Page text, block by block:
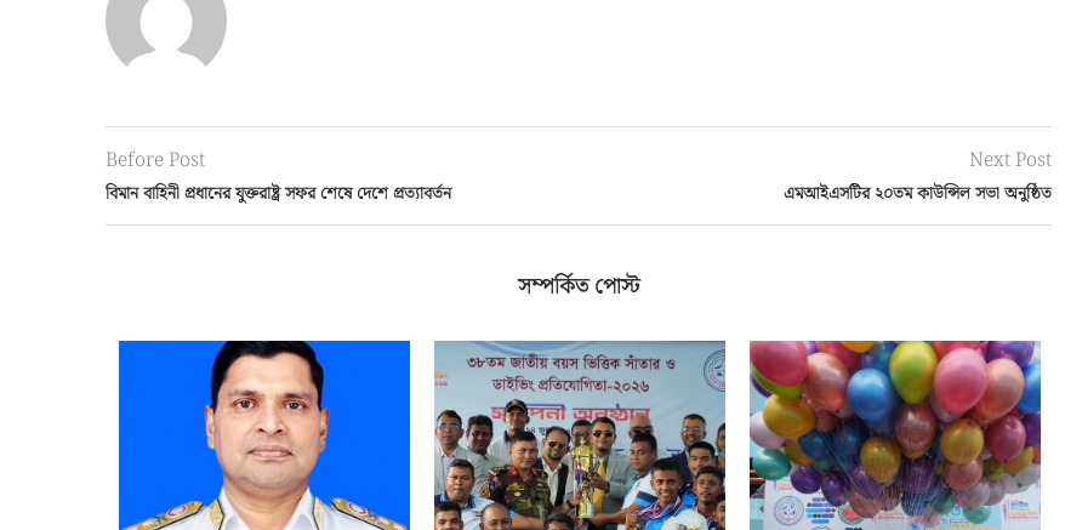
Before Post
বিমান বাহিনী প্রধানের যুক্তরাষ্ট্র সফর শেষে দেশে প্রত্যাবর্তন
Next Post
এমআইএসটির ২০তম কাউন্সিল সভা অনুষ্ঠিত
সম্পর্কিত পোস্ট